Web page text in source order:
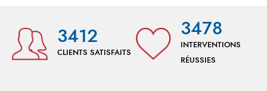
3412
CLIENTS SATISFAITS
3478
INTERVENTIONS
RÉUSSIES